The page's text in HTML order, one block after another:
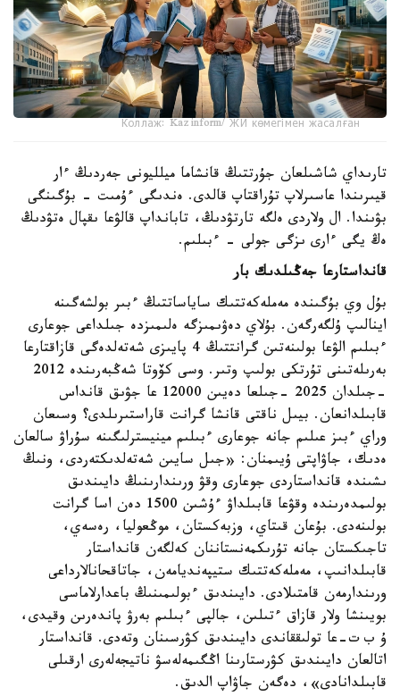
Коллаж: Kazinform/ ЖИ көмегімен жасалған
تارىداي شاشىلعان جۇرتتىڭ قانشاما ميلليونى جەردىڭ ءار
قيىرىندا عاسىرلاپ تۇراقتاپ قالدى. ەندىگى ءۇمىت - بۇگىنگى
بۋىندا. ال ولاردى ەلگە تارتۋدىڭ، تابانداپ قالۋعا ىقپال ەتۋدىڭ
ەڭ يگى ءارى ىزگى جولى - ءبىلىم.
قانداستارعا جەڭىلدىك بار
بۇل وي بۇگىندە مەملەكەتتىك ساياساتتىڭ ءبىر بولشەگىنە
اينالىپ ۇلگەرگەن. بۇلاي دەۋىمىزگە ەلىمىزدە جىلداعى جوعارى
ءبىلىم الۋعا بولىنەتىن گرانتتىڭ 4 پايىزى شەتەلدەگى قازاقتارعا
بەرىلەتىنى تۇرتكى بولىپ وتىر. وسى كۆوتا شەڭبەرىندە 2012
-جىلدان 2025 -جىلعا دەيىن 12000 عا جۋىق قانداس
قابىلدانعان. بيىل ناقتى قانشا گرانت قاراستىرىلدى؟ وسىعان
وراي ءبىز عىلىم جانە جوعارى ءبىلىم مينيسترلىگىنە سۇراۋ سالعان
ەدىك، جاۋاپتى ۇيىمنان: «جىل سايىن شەتەلدىكتەردى، ونىڭ
ىشىندە قانداستاردى جوعارى وقۋ ورىندارىنىڭ دايىندىق
بولىمدەرىندە وقۋعا قابىلداۋ ءۇشىن 1500 دەن اسا گرانت
بولىنەدى. بۇعان قىتاي، وزبەكستان، موڭعوليا، رەسەي،
تاجىكستان جانە تۇرىكمەنستاننان كەلگەن قانداستار
قابىلدانىپ، مەملەكەتتىك ستيپەنديامەن، جاتاقحانالارداعى
ورىندارمەن قامتىلادى. دايىندىق ءبولىمىنىڭ باعدارلاماسى
بويىنشا ولار قازاق ءتىلىن، جالپى ءبىلىم بەرۋ پاندەرىن وقيدى،
ۇ ب ت-عا تولىققاندى دايىندىق كۋرسىنان وتەدى. قانداستار
اتالعان دايىندىق كۋرستارىنا اڭگىمەلەسۋ ناتيجەلەرى ارقىلى
قابىلدانادى»، دەگەن جاۋاپ الدىق.